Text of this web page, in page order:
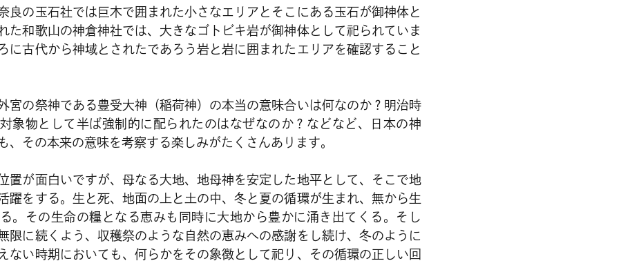
良の玉石社では巨木で囲まれた小さなエリアとそこにある玉石が御神体と
た和歌山の神倉神社では、大きなゴトビキ岩が御神体として祀られていま
に古代から神域とされたであろう岩と岩に囲まれたエリアを確認すること
宮の祭神である豊受大神（稲荷神）の本当の意味合いは何なのか？明治時
象物として半ば強制的に配られたのはなぜなのか？などなど、日本の神
、その本来の意味を考察する楽しみがたくさんあります。
置が面白いですが、母なる大地、地母神を安定した地平として、そこで地
躍をする。生と死、地面の上と土の中、冬と夏の循環が生まれ、無から生
。その生命の糧となる恵みも同時に大地から豊かに涌き出てくる。そし
限に続くよう、収穫祭のような自然の恵みへの感謝をし続け、冬のように
ない時期においても、何らかをその象徴として祀り、その循環の正しい回